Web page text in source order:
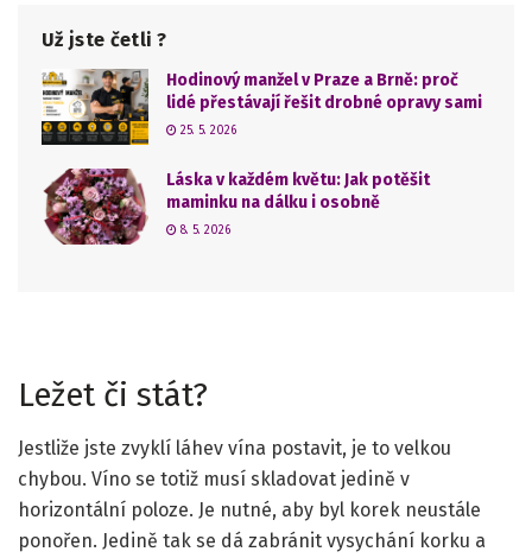
Už jste četli ?
Hodinový manžel v Praze a Brně: proč
lidé přestávají řešit drobné opravy sami
25. 5. 2026
Láska v každém květu: Jak potěšit
maminku na dálku i osobně
8. 5. 2026
Ležet či stát?
Jestliže jste zvyklí láhev vína postavit, je to velkou
chybou. Víno se totiž musí skladovat jedině v
horizontální poloze. Je nutné, aby byl korek neustále
ponořen. Jedině tak se dá zabránit vysychání korku a